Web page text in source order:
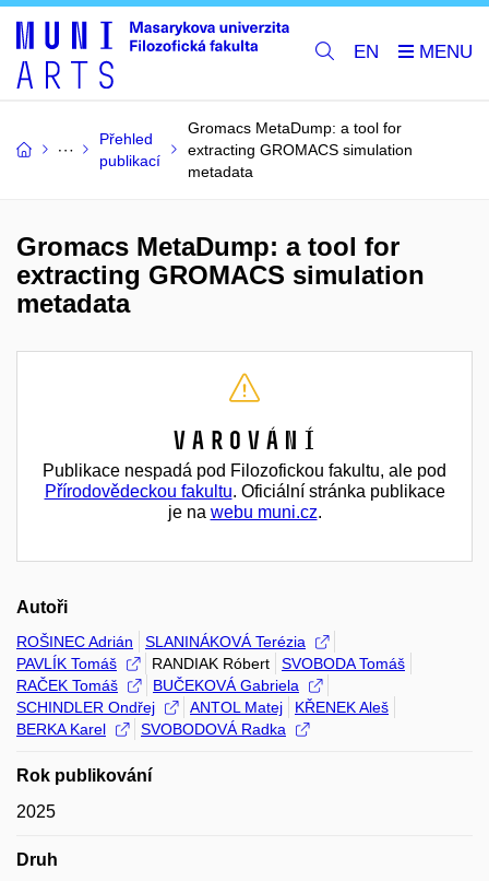
EN
Přehled
publikací
Gromacs MetaDump: a tool for
extracting GROMACS simulation
metadata
Gromacs MetaDump: a tool for
extracting GROMACS simulation
metadata
Varování
Publikace nespadá pod Filozofickou fakultu, ale pod
Přírodovědeckou fakultu. Oficiální stránka publikace
je na webu muni.cz.
Autoři
ROŠINEC Adrián
SLANINÁKOVÁ Terézia
PAVLÍK Tomáš
RANDIAK Róbert
SVOBODA Tomáš
RAČEK Tomáš
BUČEKOVÁ Gabriela
SCHINDLER Ondřej
ANTOL Matej
KŘENEK Aleš
BERKA Karel
SVOBODOVÁ Radka
Rok publikování
2025
Druh